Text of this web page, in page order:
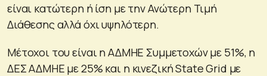
είναι κατώτερη ή ίση με την Ανώτερη Τιμή
Διάθεσης αλλά όχι υψηλότερη.
Μέτοχοι του είναι η ΑΔΜΗΕ Συμμετοχών με 51%, η
ΔΕΣ ΑΔΜΗΕ με 25% και η κινεζική State Grid με